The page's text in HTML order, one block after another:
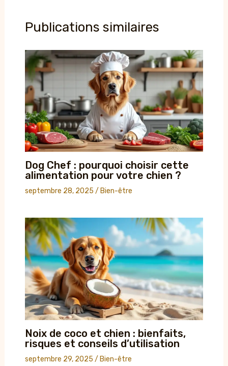
Publications similaires
Dog Chef : pourquoi choisir cette
alimentation pour votre chien ?
septembre 28, 2025 / Bien-être
Noix de coco et chien : bienfaits,
risques et conseils d’utilisation
septembre 29, 2025 / Bien-être